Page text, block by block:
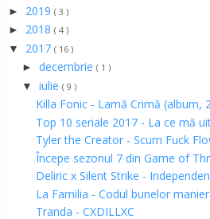
► 2019 ( 3 )
► 2018 ( 4 )
▼ 2017 ( 16 )
► decembrie ( 1 )
▼ iulie ( 9 )
Killa Fonic - Lamă Crimă (album,
Top 10 seriale 2017 - La ce mă
Tyler the Creator - Scum Fuck
Începe sezonul 7 din Game of
Deliric x Silent Strike -
La Familia - Codul bunelor
Tranda - CXDILLXC